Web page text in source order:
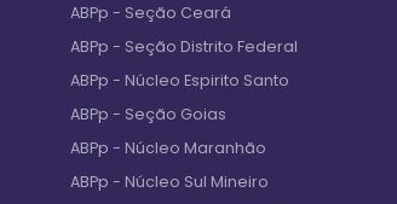
ABPp - Seção Ceará
ABPp - Seção Distrito Federal
ABPp - Núcleo Espirito Santo
ABPp - Seção Goias
ABPp - Núcleo Maranhão
ABPp - Núcleo Sul Mineiro